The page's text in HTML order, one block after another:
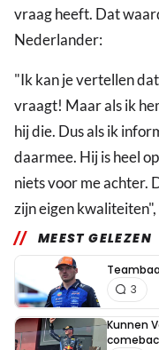
vraag heeft. Dat
Nederlander:
"Ik kan je vertellen
vraagt! Maar als ik
hij die. Dus als ik
daarmee. Hij is heel
niets voor me achter.
zijn eigen
MEEST GELEZEN
3
Kunnen